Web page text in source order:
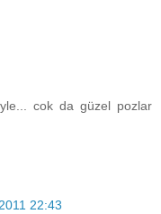
cok da güzel pozlar
22:43